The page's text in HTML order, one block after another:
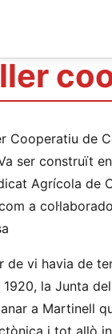
Cooperatiu de
ser construït
Agrícola de
a
de vi havia de
1920, la Junta
a Martinell
i tot allò